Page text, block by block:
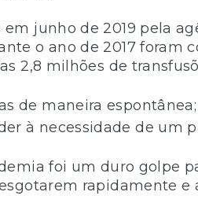
junho de 2019 pela
o ano de 2017 foram
2,8 milhões de
de maneira espontânea;
à necessidade de um
foi um duro golpe
rapidamente